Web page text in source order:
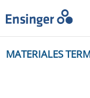
SUA
Início
quéMATERIALES